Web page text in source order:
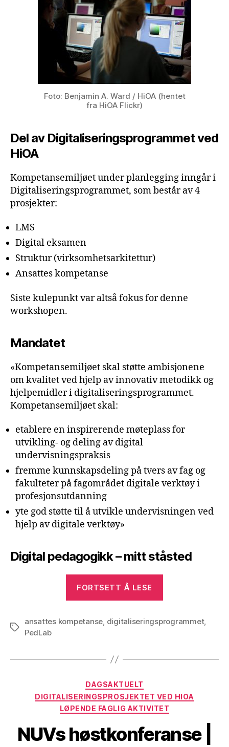
Foto: Benjamin A. Ward / HiOA (hentet
fra HiOA Flickr)
Del av Digitaliseringsprogrammet ved
HiOA
Kompetansemiljøet under planlegging inngår i
Digitaliseringsprogrammet, som består av 4
prosjekter:
LMS
Digital eksamen
Struktur (virksomhetsarkitettur)
Ansattes kompetanse
Siste kulepunkt var altså fokus for denne
workshopen.
Mandatet
«Kompetansemiljøet skal støtte ambisjonene
om kvalitet ved hjelp av innovativ metodikk og
hjelpemidler i digitaliseringsprogrammet.
Kompetansemiljøet skal:
etablere en inspirerende møteplass for
utvikling- og deling av digital
undervisningspraksis
fremme kunnskapsdeling på tvers av fag og
fakulteter på fagområdet digitale verktøy i
profesjonsutdanning
yte god støtte til å utvikle undervisningen ved
hjelp av digitale verktøy»
Digital pedagogikk – mitt ståsted
FORTSETT Å LESE
Stikkord
ansattes kompetanse, digitaliseringsprogrammet,
PedLab
Kategorier
DAGSAKTUELT
DIGITALISERINGSPROSJEKTET VED HIOA
LØPENDE FAGLIG AKTIVITET
NUVs høstkonferanse |